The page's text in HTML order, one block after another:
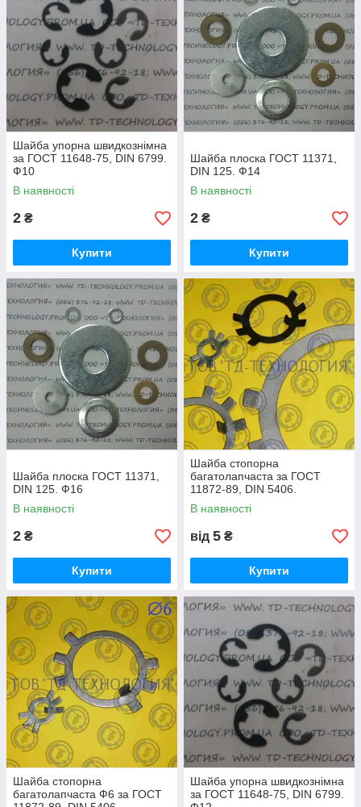
Шайба упорна швидкознімна
за ГОСТ 11648-75, DIN 6799.
Ф10
В наявності
2 ₴
Купити
Шайба плоска ГОСТ 11371,
DIN 125. Ф14
В наявності
2 ₴
Купити
Шайба плоска ГОСТ 11371,
DIN 125. Ф16
В наявності
2 ₴
Купити
Шайба стопорна
багатолапчаста за ГОСТ
11872-89, DIN 5406.
В наявності
від 5 ₴
Купити
Шайба стопорна
багатолапчаста Ф6 за ГОСТ
Шайба упорна швидкознімна
за ГОСТ 11648-75, DIN 6799.